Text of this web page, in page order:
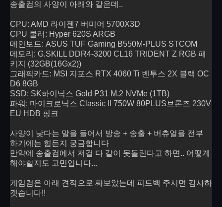
송출컴의 사양이 아래와 같은데..
CPU: AMD 라이젠7 버미어 5700X3D
CPU 쿨러: Hyper 620S ARGB
메인보드: ASUS TUF Gaming B550M-PLUS STCOM
메모리: G.SKILL DDR4-3200 CL16 TRIDENT Z RGB 패
키지 (32GB(16Gx2))
그래픽카드: MSI 지포스 RTX 4060 Ti 벤투스 2X 블랙 OC
D6 8GB
SSD: SK하이닉스 Gold P31 M.2 NVMe (1TB)
파워: 마이크로닉스 Classic II 750W 80PLUS브론즈 230V
EU HDB 핑크
사양이 낮다는 말을 들어서 방송 + 송출 + 버츄얼을 전부
하기에는 힘든지 궁금합니다
만약에 송출컴에서 저걸 다 같이 못돌린다고 하면.. 어떻게
해야할지도 고민입니다...
게임컴은 아래 견적으로 짜보았는데 피드백 주시면 감사하
겟습니다!!